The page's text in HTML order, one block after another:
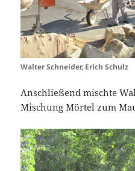
Walter Schneider, Erich Schulz
Anschließend mischte
Mischung Mörtel zum